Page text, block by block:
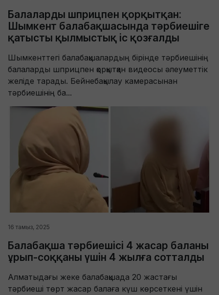
Балаларды шприцпен қорқытқан:
Шымкент балабақшасында тәрбиешіге
қатысты қылмыстық іс қозғалды
Шымкенттегі балабақшалардың бірінде тәрбиешінің
балаларды шприцпен қорқытқан видеосы әлеуметтік
желіде тарады. Бейнебақылау камерасынан
тәрбиешінің ба...
16 тамыз, 2025
Балабақша тәрбиешісі 4 жасар баланы
ұрып-соққаны үшін 4 жылға сотталды
Алматыдағы жеке балабақшада 20 жастағы
тәрбиеші төрт жасар балаға күш көрсеткені үшін